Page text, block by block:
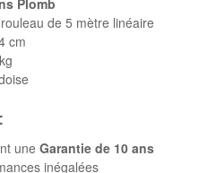
Plomb
de 5 mètre linéaire
cm
une Garantie de 10 ans
inégalées